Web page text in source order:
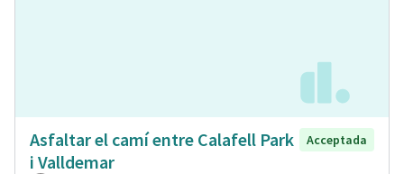
Asfaltar el camí entre Calafell Park
i Valldemar
Acceptada